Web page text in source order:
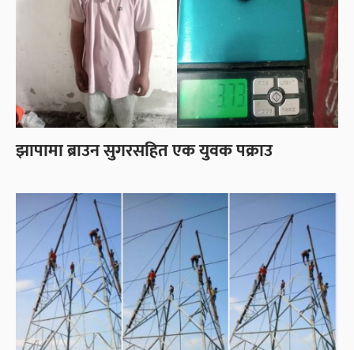
झापामा ब्राउन सुगरसहित एक युवक पक्राउ